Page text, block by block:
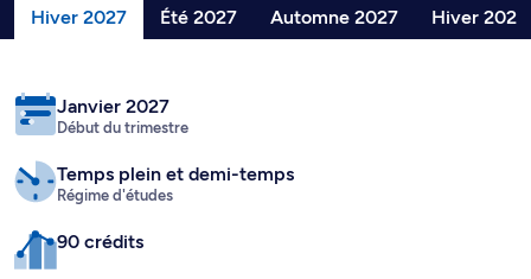
Hiver 2027 Été 2027 Automne 2027 Hiver 2028
Janvier 2027
Début du trimestre
Temps plein et demi-temps
Régime d'études
90 crédits